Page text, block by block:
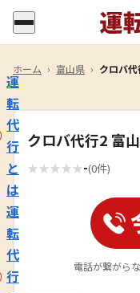
運
転
代
行
と
は
運
転
代
行
ホーム › 富山県 › クロバ
クロバ代行2 富
★★★★★-(0件)
電話が繋がら